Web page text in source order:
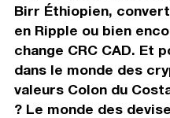
Birr Éthiopien,
en Ripple ou bien
change CRC CAD. Et
dans le monde des
valeurs Colon du
? Le monde des